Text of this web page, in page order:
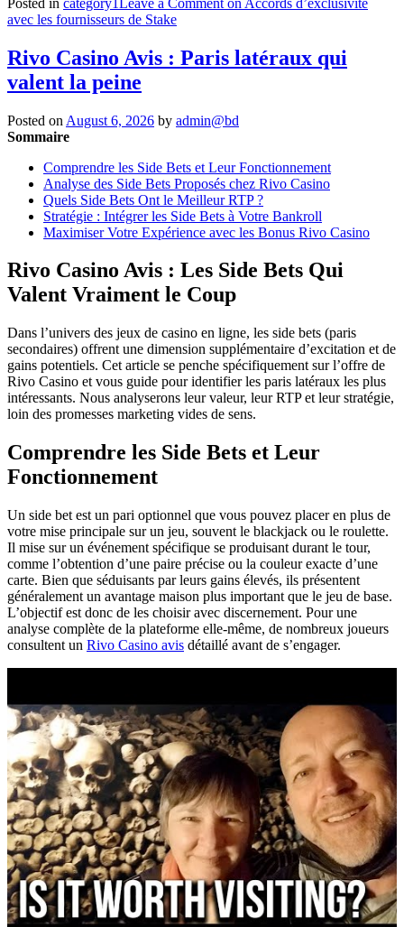
avec les fournisseurs de Stake
Rivo Casino Avis : Paris latéraux qui
valent la peine
Posted on August 6, 2026 by admin@bd
Sommaire
Comprendre les Side Bets et Leur Fonctionnement
Analyse des Side Bets Proposés chez Rivo Casino
Quels Side Bets Ont le Meilleur RTP ?
Stratégie : Intégrer les Side Bets à Votre Bankroll
Maximiser Votre Expérience avec les Bonus Rivo Casino
Rivo Casino Avis : Les Side Bets Qui
Valent Vraiment le Coup
Dans l’univers des jeux de casino en ligne, les side bets (paris
secondaires) offrent une dimension supplémentaire d’excitation et de
gains potentiels. Cet article se penche spécifiquement sur l’offre de
Rivo Casino et vous guide pour identifier les paris latéraux les plus
intéressants. Nous analyserons leur valeur, leur RTP et leur stratégie,
loin des promesses marketing vides de sens.
Comprendre les Side Bets et Leur
Fonctionnement
Un side bet est un pari optionnel que vous pouvez placer en plus de
votre mise principale sur un jeu, souvent le blackjack ou le roulette.
Il mise sur un événement spécifique se produisant durant le tour,
comme l’obtention d’une paire précise ou la couleur exacte d’une
carte. Bien que séduisants par leurs gains élevés, ils présentent
généralement un avantage maison plus important que le jeu de base.
L’objectif est donc de les choisir avec discernement. Pour une
analyse complète de la plateforme elle-même, de nombreux joueurs
consultent un Rivo Casino avis détaillé avant de s’engager.